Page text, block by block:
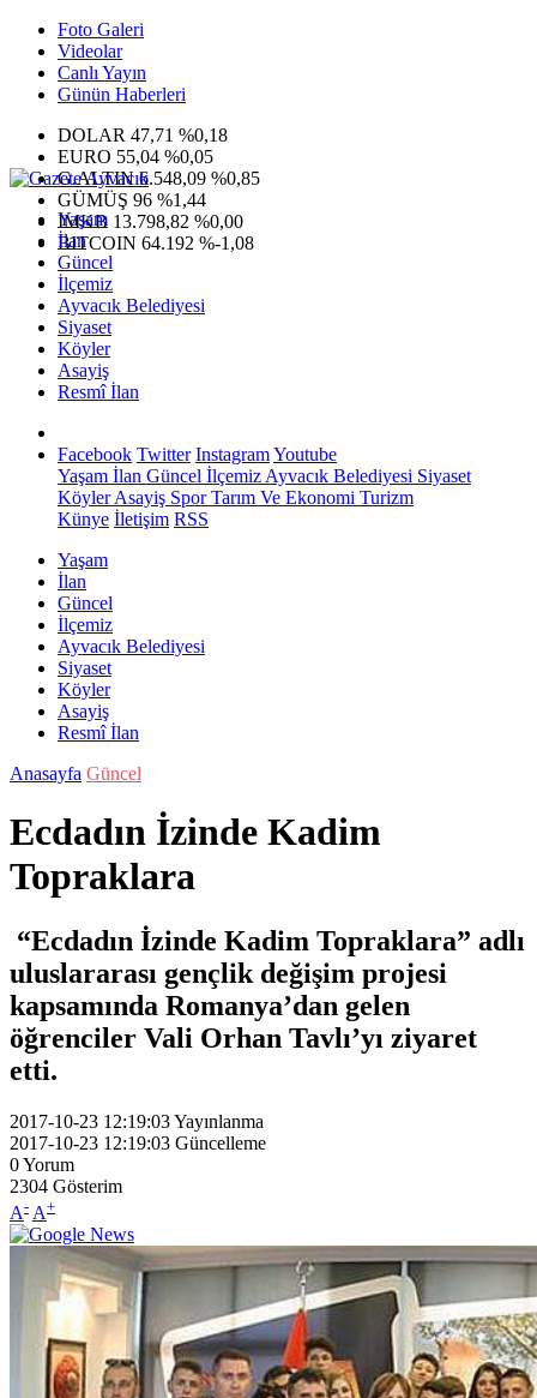
Foto Galeri
Videolar
Canlı Yayın
Günün Haberleri
DOLAR 47,71 %0,18
EURO 55,04 %0,05
G.ALTIN6.548,09 %0,85
GÜMÜŞ 96 %1,44
IMKB 13.798,82 %0,00
BITCOIN 64.192 %-1,08
Yaşam
İlan
Güncel
İlçemiz
Ayvacık Belediyesi
Siyaset
Köyler
Asayiş
Resmî İlan
Facebook Twitter InstagramYoutube
Yaşam İlan Güncel İlçemiz Ayvacık Belediyesi Siyaset
KöylerAsayiş SporTarım Ve Ekonomi Turizm
Künye İletişim RSS
Yaşam
İlan
Güncel
İlçemiz
Ayvacık Belediyesi
Siyaset
Köyler
Asayiş
Resmî İlan
Anasayfa Güncel
Ecdadın İzinde Kadim
Topraklara
“Ecdadın İzinde Kadim Topraklara” adlı
uluslararası gençlik değişim projesi
kapsamında Romanya’dan gelen
öğrenciler Vali Orhan Tavlı’yı ziyaret
etti.
2017-10-23 12:19:03Yayınlanma
2017-10-23 12:19:03 Güncelleme
0Yorum
2304 Gösterim
A- A+